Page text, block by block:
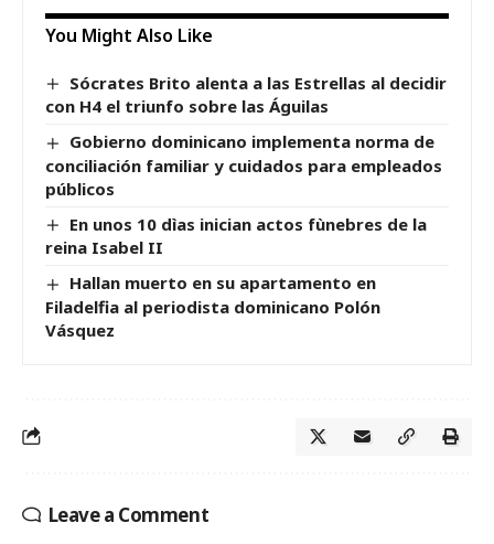
You Might Also Like
Sócrates Brito alenta a las Estrellas al decidir
con H4 el triunfo sobre las Águilas
Gobierno dominicano implementa norma de
conciliación familiar y cuidados para empleados
públicos
En unos 10 dìas inician actos fùnebres de la
reina Isabel II
Hallan muerto en su apartamento en
Filadelfia al periodista dominicano Polón
Vásquez
Leave a Comment